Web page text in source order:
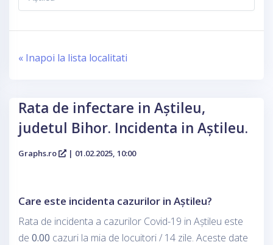
« Inapoi la lista localitati
Rata de infectare in Aștileu,
judetul Bihor. Incidenta in Aștileu.
Graphs.ro | 01.02.2025, 10:00
Care este incidenta cazurilor in Aștileu?
Rata de incidenta a cazurilor Covid-19 in Aștileu este
de 0.00 cazuri la mia de locuitori / 14 zile. Aceste date